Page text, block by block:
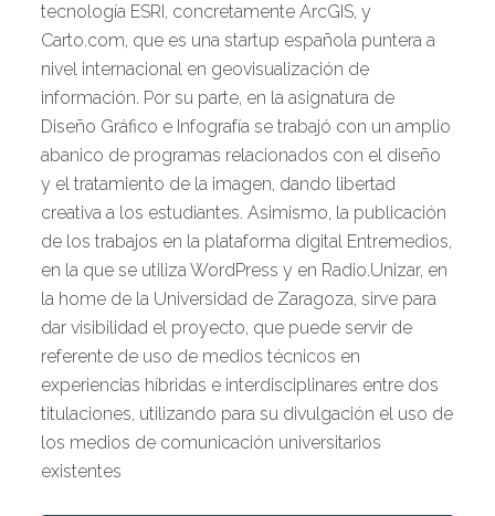
tecnología ESRI, concretamente ArcGIS, y
Carto.com, que es una startup española puntera a
nivel internacional en geovisualización de
información. Por su parte, en la asignatura de
Diseño Gráfico e Infografía se trabajó con un amplio
abanico de programas relacionados con el diseño
y el tratamiento de la imagen, dando libertad
creativa a los estudiantes. Asimismo, la publicación
de los trabajos en la plataforma digital Entremedios,
en la que se utiliza WordPress y en Radio.Unizar, en
la home de la Universidad de Zaragoza, sirve para
dar visibilidad el proyecto, que puede servir de
referente de uso de medios técnicos en
experiencias híbridas e interdisciplinares entre dos
titulaciones, utilizando para su divulgación el uso de
los medios de comunicación universitarios
existentes